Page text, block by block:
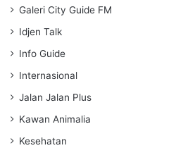
Galeri City Guide FM
Idjen Talk
Info Guide
Internasional
Jalan Jalan Plus
Kawan Animalia
Kesehatan